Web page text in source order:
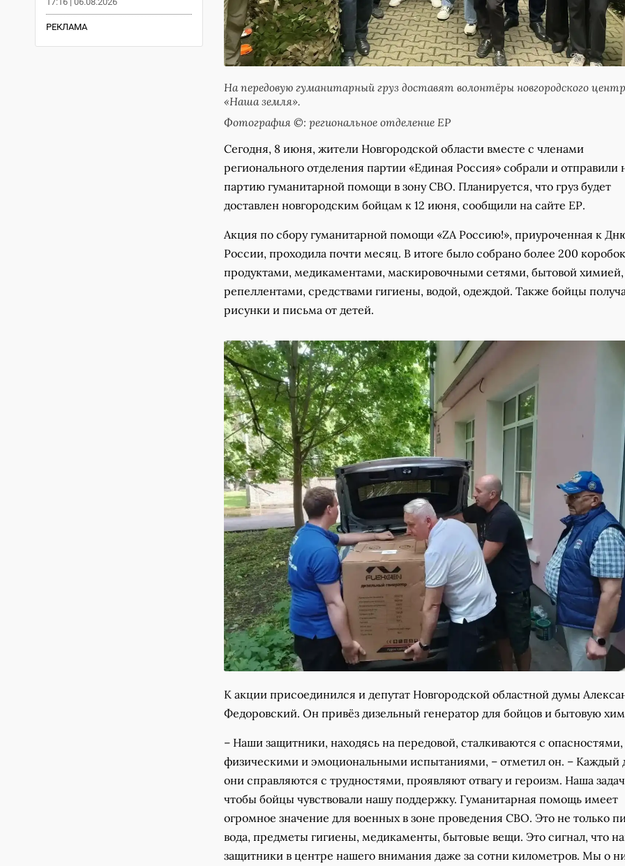
РЕКЛАМА
На передовую гуманитарный груз доставят волонтёры новгородского
«Наша земля».
Фотография ©: региональное отделение ЕР
Сегодня, 8 июня, жители Новгородской области вместе с членами
регионального отделения партии «Единая Россия» собрали и отправили
партию гуманитарной помощи в зону СВО. Планируется, что груз будет
доставлен новгородским бойцам к 12 июня, сообщили на сайте ЕР.
Акция по сбору гуманитарной помощи «ZA Россию!», приуроченная к
России, проходила почти месяц. В итоге было собрано более 200
продуктами, медикаментами, маскировочными сетями, бытовой химией,
репеллентами, средствами гигиены, водой, одеждой. Также бойцы
рисунки и письма от детей.
К акции присоединился и депутат Новгородской областной думы
Федоровский. Он привёз дизельный генератор для бойцов и бытовую
– Наши защитники, находясь на передовой, сталкиваются с опасностями,
физическими и эмоциональными испытаниями, – отметил он. – Каждый
они справляются с трудностями, проявляют отвагу и героизм. Наша
чтобы бойцы чувствовали нашу поддержку. Гуманитарная помощь имеет
огромное значение для военных в зоне проведения СВО. Это не только
вода, предметы гигиены, медикаменты, бытовые вещи. Это сигнал, что
защитники в центре нашего внимания даже за сотни километров. Мы о